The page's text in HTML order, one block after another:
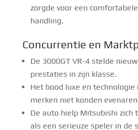
zorgde voor een
handling.
Concurrentie en
De 3000GT VR-4 stelde
prestaties in zijn klasse.
Het bood luxe en technologie
merken niet konden
De auto hielp Mitsubishi zich
als een serieuze speler in de